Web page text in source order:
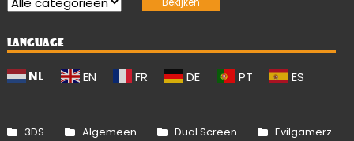
LANGUAGE
NL EN FR DE PT ES
3DS Algemeen Dual Screen Evilgamerz